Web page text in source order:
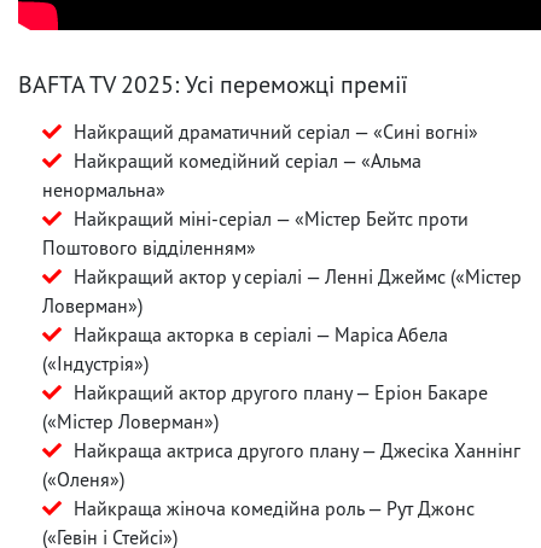
BAFTA TV 2025: Усі переможці премії
Найкращий драматичний серіал — «Сині вогні»
Найкращий комедійний серіал — «Альма
ненормальна»
Найкращий міні-серіал — «Містер Бейтс проти
Поштового відділенням»
Найкращий актор у серіалі — Ленні Джеймс («Містер
Ловерман»)
Найкраща акторка в серіалі — Маріса Абела
(«Індустрія»)
Найкращий актор другого плану — Еріон Бакаре
(«Містер Ловерман»)
Найкраща актриса другого плану — Джесіка Ханнінг
(«Оленя»)
Найкраща жіноча комедійна роль — Рут Джонс
(«Гевін і Стейсі»)